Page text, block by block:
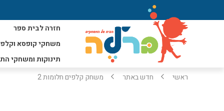
חזרה לבית ספר
משחקי קופסא
תינוקות ומשחקי
ראשי חדש באתר משחק קלפים חלומות 2